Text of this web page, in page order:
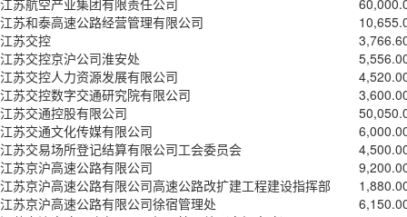
江苏航空产业集团有限责任公司
江苏和泰高速公路经营管理有限公司
江苏交控
江苏交控京沪公司淮安处
江苏交控人力资源发展有限公司
江苏交控数字交通研究院有限公司
江苏交通控股有限公司
江苏交通文化传媒有限公司
江苏交易场所登记结算有限公司工会委员会
江苏京沪高速公路有限公司
江苏京沪高速公路有限公司高速公路改扩建工程建设指挥部
江苏京沪高速公路有限公司徐宿管理处